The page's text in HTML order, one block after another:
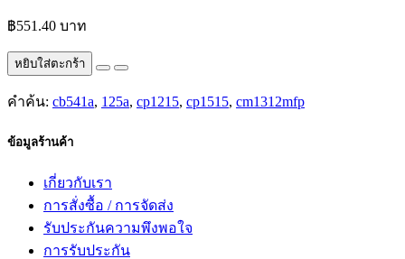
฿551.40 บาท
หยิบใส่ตะกร้า
คำค้น: cb541a, 125a, cp1215, cp1515, cm1312mfp
ข้อมูลร้านค้า
เกี่ยวกับเรา
การสั่งซื้อ / การจัดส่ง
รับประกันความพึงพอใจ
การรับประกัน